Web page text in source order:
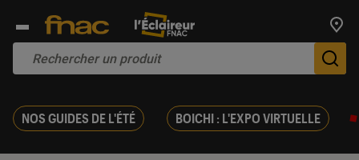
NOS GUIDES DE L'ÉTÉ BOICHI : L'EXPO VIRTUELLE